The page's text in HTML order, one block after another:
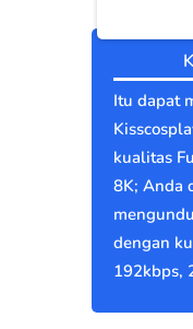
Itu dapat
kualitas
8K; Anda
dengan
192kbps,